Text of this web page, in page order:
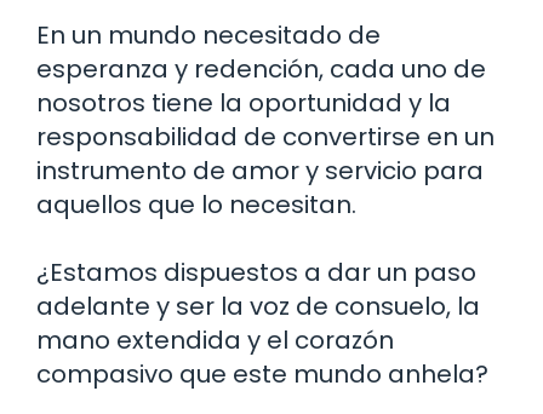
En un mundo necesitado de
esperanza y redención, cada uno de
nosotros tiene la oportunidad y la
responsabilidad de convertirse en un
instrumento de amor y servicio para
aquellos que lo necesitan.
¿Estamos dispuestos a dar un paso
adelante y ser la voz de consuelo, la
mano extendida y el corazón
compasivo que este mundo anhela?